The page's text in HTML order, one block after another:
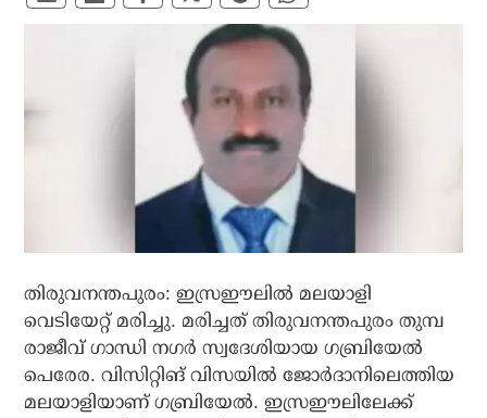
തിരുവനന്തപുരം: ഇസ്രഈലിൽ മലയാളി
വെടിയേറ്റ് മരിച്ചു. മരിച്ചത് തിരുവനന്തപുരം തുമ്പ
രാജീവ് ഗാന്ധി നഗർ സ്വദേശിയായ ഗബ്രിയേൽ
പെരേര. വിസിറ്റിങ് വിസയിൽ ജോർദാനിലെത്തിയ
മലയാളിയാണ് ഗബ്രിയേൽ. ഇസ്രഈലിലേക്ക്